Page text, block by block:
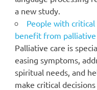
a new study.
People with critical
benefit from palliative
Palliative care is
easing symptoms,
spiritual needs, and
make critical